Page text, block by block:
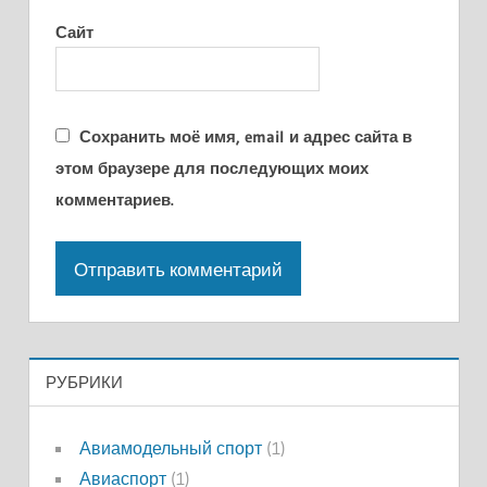
Сайт
Сохранить моё имя, email и адрес сайта в
этом браузере для последующих моих
комментариев.
РУБРИКИ
Авиамодельный спорт(1)
Авиаспорт(1)